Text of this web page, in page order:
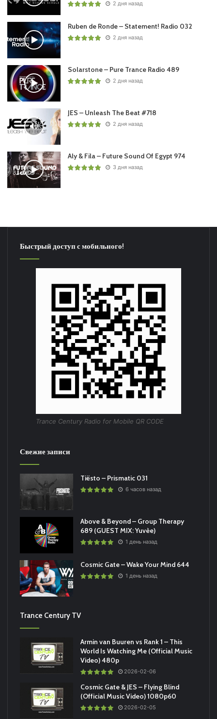
2 дня назад
Ruben de Ronde – Statement! Radio 032
2 дня назад
Solarstone – Pure Trance Radio 489
2 дня назад
JES – Unleash The Beat #718
2 дня назад
Aly & Fila – Future Sound Of Egypt 974
3 дня назад
Быстрый доступ с мобильного!
Trance Century Radio for Mobile QR CODE
Свежие записи
Tiësto – Prismatic 031
6 часов назад
Above & Beyond – Group Therapy
689 (GUEST MIX: Yuvèe)
1 день назад
Cosmic Gate – Wake Your Mind 644
1 день назад
Trance Century TV
Armin van Buuren vs Rank 1 – This
World Is Watching Me (Official Music
Video) 480p
2026-02-06
Cosmic Gate & JES – Flying Blind
(Official Music Video) 1080p60
2026-02-05